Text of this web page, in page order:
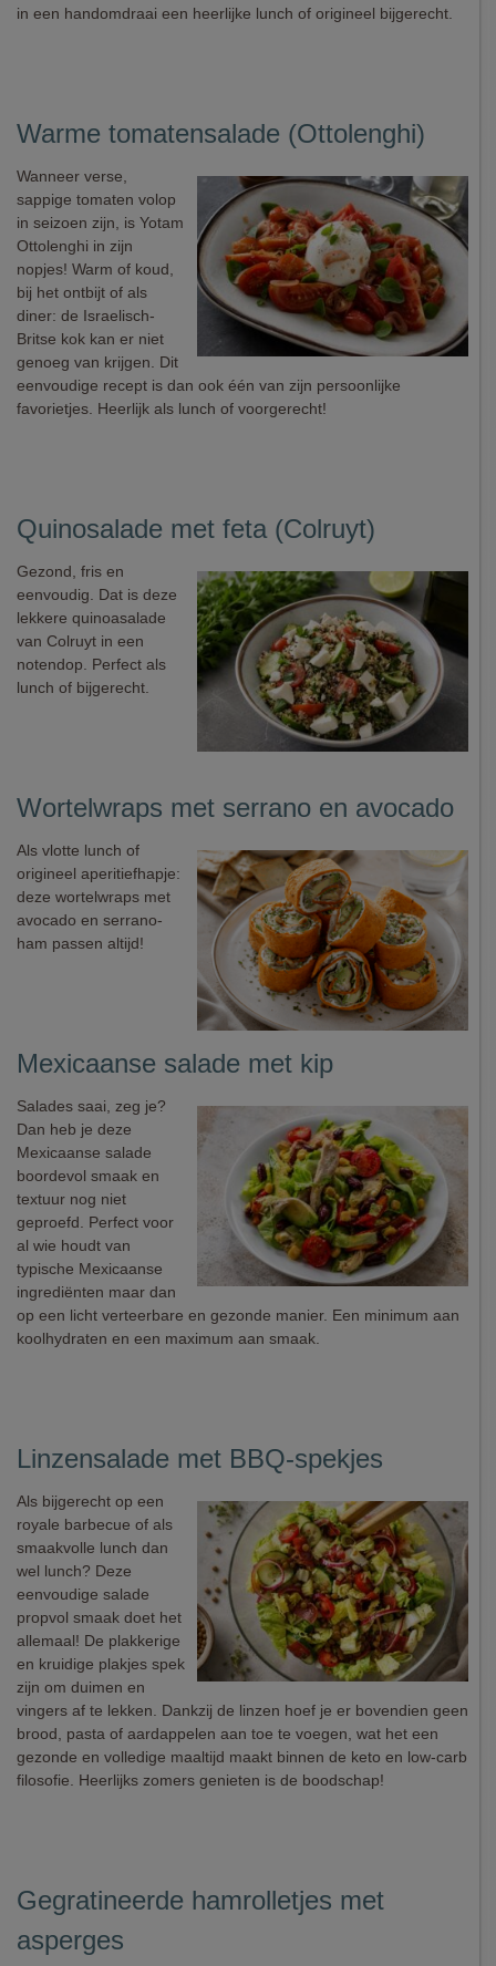
in een handomdraai een heerlijke lunch of origineel bijgerecht.
Warme tomatensalade (Ottolenghi)
Wanneer verse,
sappige tomaten volop
in seizoen zijn, is Yotam
Ottolenghi in zijn
nopjes! Warm of koud,
bij het ontbijt of als
diner: de Israelisch-
Britse kok kan er niet
genoeg van krijgen. Dit
eenvoudige recept is dan ook één van zijn persoonlijke
favorietjes. Heerlijk als lunch of voorgerecht!
Quinosalade met feta (Colruyt)
Gezond, fris en
eenvoudig. Dat is deze
lekkere quinoasalade
van Colruyt in een
notendop. Perfect als
lunch of bijgerecht.
Wortelwraps met serrano en avocado
Als vlotte lunch of
origineel aperitiefhapje:
deze wortelwraps met
avocado en serrano-
ham passen altijd!
Mexicaanse salade met kip
Salades saai, zeg je?
Dan heb je deze
Mexicaanse salade
boordevol smaak en
textuur nog niet
geproefd. Perfect voor
al wie houdt van
typische Mexicaanse
ingrediënten maar dan
op een licht verteerbare en gezonde manier. Een minimum aan
koolhydraten en een maximum aan smaak.
Linzensalade met BBQ-spekjes
Als bijgerecht op een
royale barbecue of als
smaakvolle lunch dan
wel lunch? Deze
eenvoudige salade
propvol smaak doet het
allemaal! De plakkerige
en kruidige plakjes spek
zijn om duimen en
vingers af te lekken. Dankzij de linzen hoef je er bovendien geen
brood, pasta of aardappelen aan toe te voegen, wat het een
gezonde en volledige maaltijd maakt binnen de keto en low-carb
filosofie. Heerlijks zomers genieten is de boodschap!
Gegratineerde hamrolletjes met
asperges